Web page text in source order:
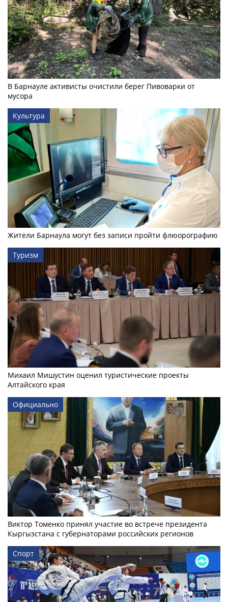
В Барнауле активисты очистили берег Пивоварки от
мусора
Культура
Жители Барнаула могут без записи пройти флюорографию
Туризм
Михаил Мишустин оценил туристические проекты
Алтайского края
Официально
Виктор Томенко принял участие во встрече президента
Кыргызстана с губернаторами российских регионов
Спорт